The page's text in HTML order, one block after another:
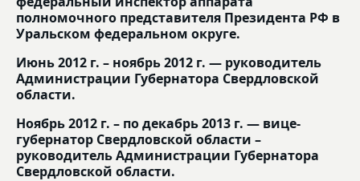
полномочного представителя Президента РФ в
Уральском федеральном округе.
Июнь 2012 г. – ноябрь 2012 г. — руководитель
Администрации Губернатора Свердловской
области.
Ноябрь 2012 г. – по декабрь 2013 г. — вице-
губернатор Свердловской области –
руководитель Администрации Губернатора
Свердловской области.